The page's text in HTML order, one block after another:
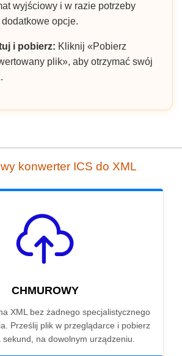
wyjściowy i w razie potrzeby
opcje.
i pobierz: Kliknij «Pobierz
plik», aby otrzymać swój
konwerter ICS do XML
CHMUROWY
XML bez żadnego specjalistycznego
Prześlij plik w przeglądarce i pobierz
sekund, na dowolnym urządzeniu.